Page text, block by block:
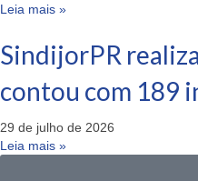
Leia mais »
SindijorPR
contou com 189
29 de julho de 2026
Leia mais »